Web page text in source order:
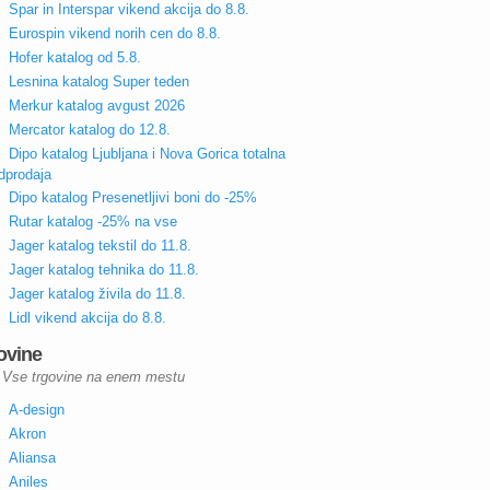
Spar in Interspar vikend akcija do 8.8.
Eurospin vikend norih cen do 8.8.
Hofer katalog od 5.8.
Lesnina katalog Super teden
Merkur katalog avgust 2026
Mercator katalog do 12.8.
Dipo katalog Ljubljana i Nova Gorica totalna
Dipo katalog Presenetljivi boni do -25%
Rutar katalog -25% na vse
Jager katalog tekstil do 11.8.
Jager katalog tehnika do 11.8.
Jager katalog živila do 11.8.
Lidl vikend akcija do 8.8.
trgovine na enem mestu
A-design
Akron
Aliansa
Aniles